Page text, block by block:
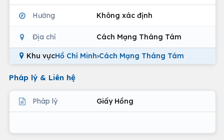
Hướng Không xác định
Địa chỉ Cách Mạng Tháng Tám
Khu vựcHồ Chí Minh›Cách Mạng Tháng Tám
Pháp lý & Liên hệ
Pháp lý Giấy Hồng